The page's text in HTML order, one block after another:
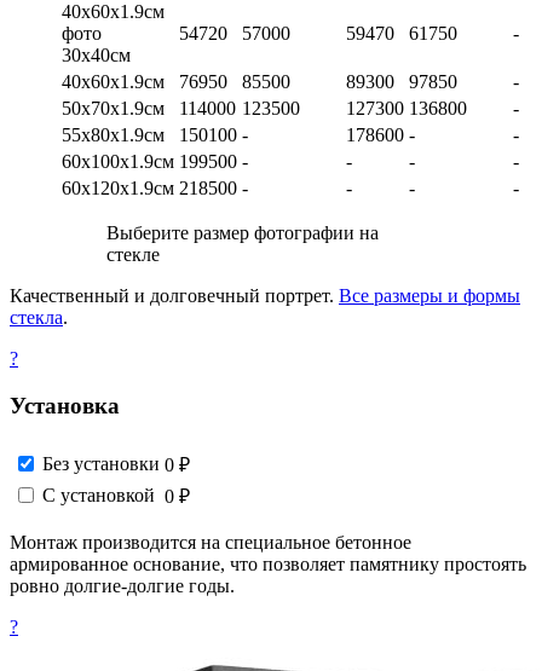
40х60х1.9см
фото
30х40см
54720 57000 59470 61750 -
40х60х1.9см 76950 85500 89300 97850
-
50х70х1.9см
114000 123500 127300 136800
-
55х80х1.9см
150100 - 178600 -
-
60х100х1.9см 199500 - - -
-
60х120х1.9см 218500 - - - -
Выберите размер фотографии на
стекле
Качественный и долговечный портрет. Все размеры и формы
стекла.
?
Установка
Без установки 0 ₽
С установкой 0 ₽
Монтаж производится на специальное бетонное
армированное основание, что позволяет памятнику простоять
ровно долгие-долгие годы.
?